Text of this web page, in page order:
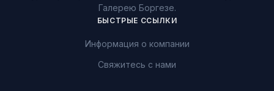
Галерею Боргезе.
БЫСТРЫЕ ССЫЛКИ
Информация о компании
Свяжитесь с нами